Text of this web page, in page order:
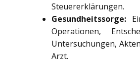
Steuererklärungen.
Gesundheitssorge:
Operationen,
Untersuchungen,
Arzt.